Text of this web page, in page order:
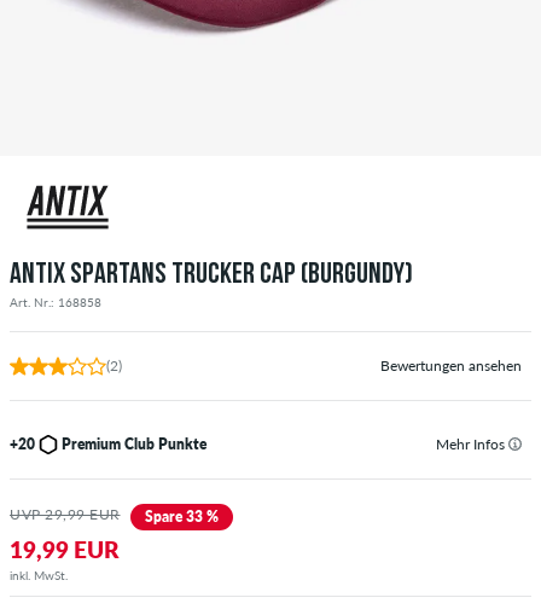
ANTIX SPARTANS TRUCKER CAP (BURGUNDY)
Art. Nr.: 168858
(2) Bewertungen ansehen
+20 Premium Club Punkte Mehr Infos
UVP 29,99 EUR Spare 33 %
19,99 EUR
inkl. MwSt.